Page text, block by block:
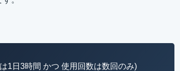
1日3時間 かつ 使用回数は数回のみ)